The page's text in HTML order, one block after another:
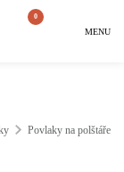
0
MENU
Povlaky na polštáře